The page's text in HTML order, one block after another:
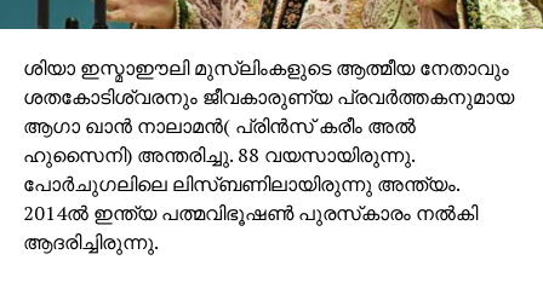
ശിയാ ഇസ്മാഈലി മുസ്‌ലിംകളുടെ ആത്മീയ നേതാവും
ശതകോടിശ്വരനും ജീവകാരുണ്യ പ്രവര്‍ത്തകനുമായ
ആഗാ ഖാന്‍ നാലാമന്‍( പ്രിന്‍സ് കരീം അല്‍
ഹുസൈനി) അന്തരിച്ചു. 88 വയസായിരുന്നു.
പോര്‍ചുഗലിലെ ലിസ്ബണിലായിരുന്നു അന്ത്യം.
2014ല്‍ ഇന്ത്യ പത്മവിഭൂഷണ്‍ പുരസ്‌കാരം നല്‍കി
ആദരിച്ചിരുന്നു.